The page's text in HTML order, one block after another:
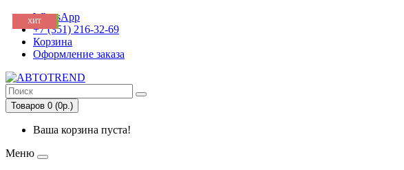
WhatsApp
+7 (351) 216-32-69
Корзина
Оформление заказа
Товаров 0 (0р.)
Ваша корзина пуста!
Меню
НОВИНКА
ХИТ